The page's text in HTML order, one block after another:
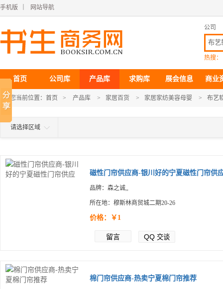
手机版 网站导航
公司
热搜：
首页 公司库 产品库 求购库 展会信息 商业
您当前位置： 首页 > 产品库 > 家居百货 > 家居家纺美容母婴 > 布艺
请选择区域
磁性门帘供应商-银川好的宁夏磁性门帘供
品牌：森之诚,,
所在地：穆斯林商贸城二期20-26
价格：￥1
留言 QQ 交谈
棉门帘供应商-热卖宁夏棉门帘推荐